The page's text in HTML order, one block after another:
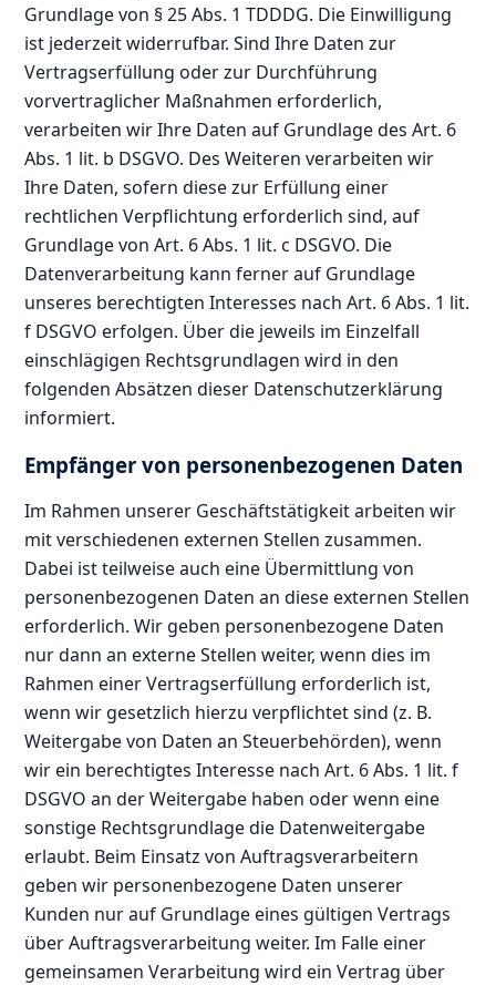
Grundlage von § 25 Abs. 1 TDDDG. Die Einwilligung
ist jederzeit widerrufbar. Sind Ihre Daten zur
Vertragserfüllung oder zur Durchführung
vorvertraglicher Maßnahmen erforderlich,
verarbeiten wir Ihre Daten auf Grundlage des Art. 6
Abs. 1 lit. b DSGVO. Des Weiteren verarbeiten wir
Ihre Daten, sofern diese zur Erfüllung einer
rechtlichen Verpflichtung erforderlich sind, auf
Grundlage von Art. 6 Abs. 1 lit. c DSGVO. Die
Datenverarbeitung kann ferner auf Grundlage
unseres berechtigten Interesses nach Art. 6 Abs. 1 lit.
f DSGVO erfolgen. Über die jeweils im Einzelfall
einschlägigen Rechtsgrundlagen wird in den
folgenden Absätzen dieser Datenschutzerklärung
informiert.
Empfänger von personenbezogenen Daten
Im Rahmen unserer Geschäftstätigkeit arbeiten wir
mit verschiedenen externen Stellen zusammen.
Dabei ist teilweise auch eine Übermittlung von
personenbezogenen Daten an diese externen Stellen
erforderlich. Wir geben personenbezogene Daten
nur dann an externe Stellen weiter, wenn dies im
Rahmen einer Vertragserfüllung erforderlich ist,
wenn wir gesetzlich hierzu verpflichtet sind (z. B.
Weitergabe von Daten an Steuerbehörden), wenn
wir ein berechtigtes Interesse nach Art. 6 Abs. 1 lit. f
DSGVO an der Weitergabe haben oder wenn eine
sonstige Rechtsgrundlage die Datenweitergabe
erlaubt. Beim Einsatz von Auftragsverarbeitern
geben wir personenbezogene Daten unserer
Kunden nur auf Grundlage eines gültigen Vertrags
über Auftragsverarbeitung weiter. Im Falle einer
gemeinsamen Verarbeitung wird ein Vertrag über